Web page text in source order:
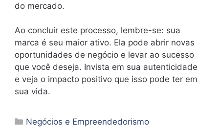
do mercado.
Ao concluir este processo, lembre-se: sua
marca é seu maior ativo. Ela pode abrir novas
oportunidades de negócio e levar ao sucesso
que você deseja. Invista em sua autenticidade
e veja o impacto positivo que isso pode ter em
sua vida.
Categorias
Negócios e Empreendedorismo